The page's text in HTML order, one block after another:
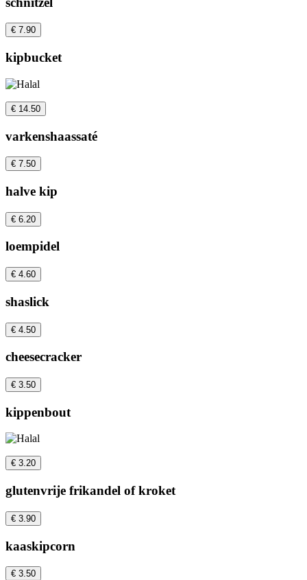
€ 7.90
kipbucket
€ 14.50
varkenshaassaté
€ 7.50
halve kip
€ 6.20
loempidel
€ 4.60
shaslick
€ 4.50
cheesecracker
€ 3.50
kippenbout
€ 3.20
glutenvrije frikandel of kroket
€ 3.90
kaaskipcorn
€ 3.50